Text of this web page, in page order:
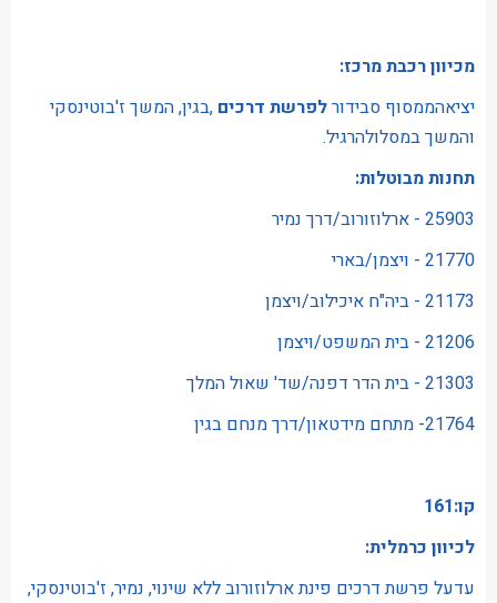
מכיוון רכבת מרכז:
יציאהממסוף סבידורלפרשת דרכים ,בגין, המשך ז'בוטינסקי
והמשך במסלולהרגיל.
תחנות מבוטלות:
25903 - ארלוזורוב/דרך נמיר
21770 - ויצמן/בארי
21173 - ביה"ח איכילוב/ויצמן
21206 - בית המשפט/ויצמן
21303 - בית הדר דפנה/שד' שאול המלך
21764- מתחם מידטאון/דרך מנחם בגין
קו:161
לכיוון כרמלית:
עדעל פרשת דרכים פינת ארלוזורוב ללא שינוי, נמיר, ז'בוטינסקי,